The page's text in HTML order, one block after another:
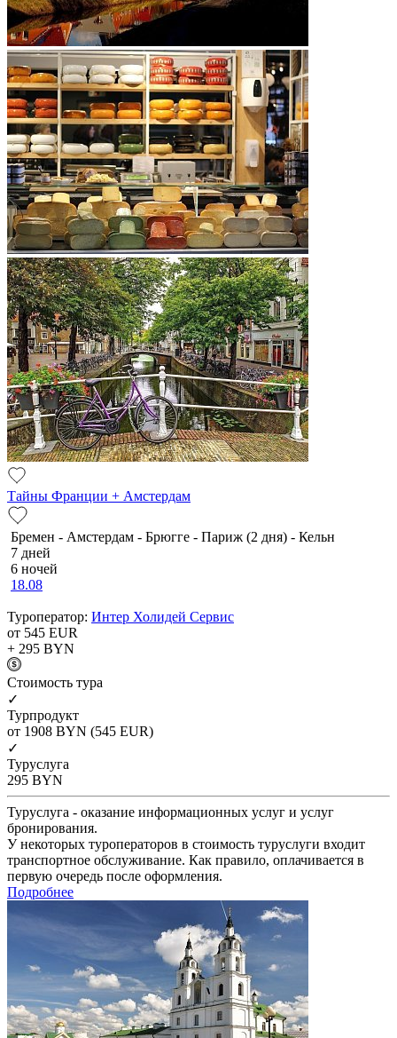
Тайны Франции + Амстердам
Бремен - Амстердам - Брюгге - Париж (2 дня) - Кельн
7 дней
6 ночей
18.08
Туроператор: Интер Холидей Сервис
от 545 EUR
+ 295 BYN
Cтоимость тура
✓
Турпродукт
от 1908 BYN (545 EUR)
✓
Туруслуга
295 BYN
Туруслуга - оказание информационных услуг и услуг
бронирования.
У некоторых туроператоров в стоимость туруслуги входит
транспортное обслуживание. Как правило, оплачивается в
первую очередь после оформления.
Подробнее